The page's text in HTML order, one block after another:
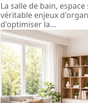
La salle de bain,
véritable enjeux
d'optimiser la…